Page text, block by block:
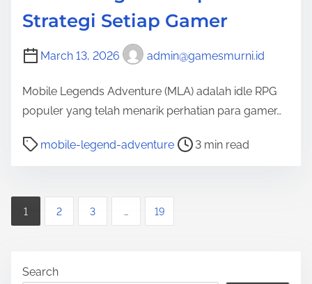
Strategi Setiap Gamer
March 13, 2026 admin@gamesmurni.id
Mobile Legends Adventure (MLA) adalah idle RPG
populer yang telah menarik perhatian para gamer…
mobile-legend-adventure
P
t
r
d
3 min read
P1 2 3 … 19
Search